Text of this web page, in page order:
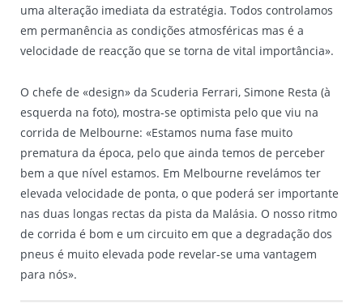
uma alteração imediata da estratégia. Todos controlamos
em permanência as condições atmosféricas mas é a
velocidade de reacção que se torna de vital importância».
O chefe de «design» da Scuderia Ferrari, Simone Resta (à
esquerda na foto), mostra-se optimista pelo que viu na
corrida de Melbourne: «Estamos numa fase muito
prematura da época, pelo que ainda temos de perceber
bem a que nível estamos. Em Melbourne revelámos ter
elevada velocidade de ponta, o que poderá ser importante
nas duas longas rectas da pista da Malásia. O nosso ritmo
de corrida é bom e um circuito em que a degradação dos
pneus é muito elevada pode revelar-se uma vantagem
para nós».